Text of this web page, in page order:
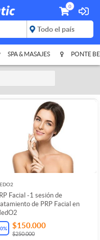
0
SPA & MASAJES PONTE
Facial -1 sesión de
de PRP Facial en
% $150.000
$250.000